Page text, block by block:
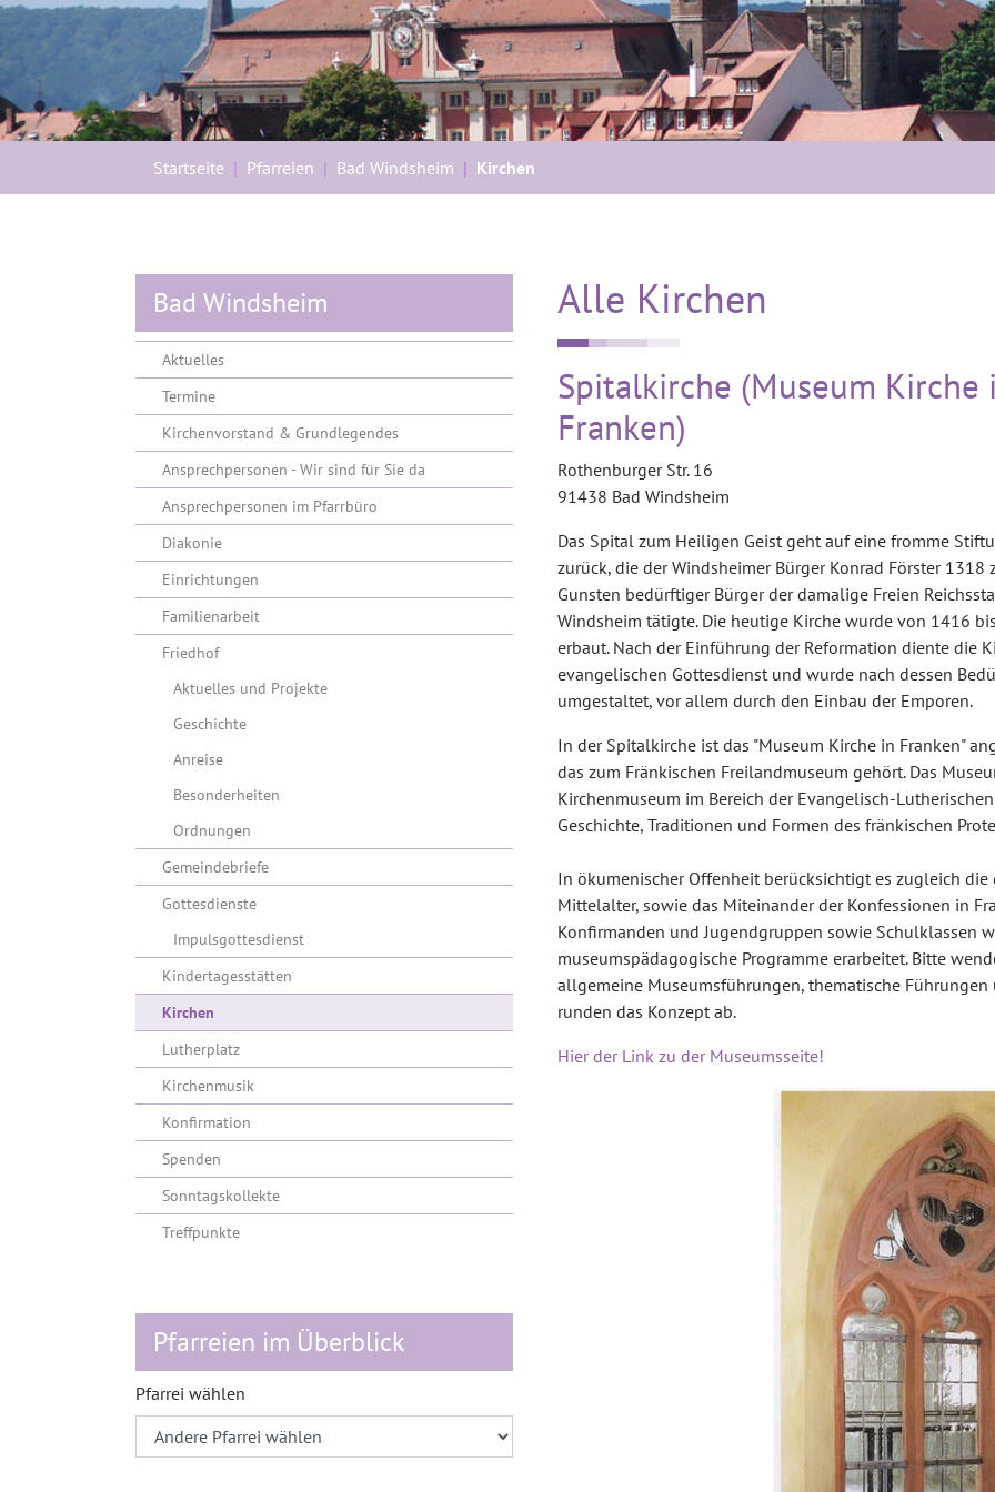
Startseite Pfarreien Bad Windsheim Kirchen
Bad Windsheim
Aktuelles
Termine
Kirchenvorstand & Grundlegendes
Ansprechpersonen - Wir sind für Sie da
Ansprechpersonen im Pfarrbüro
Diakonie
Einrichtungen
Familienarbeit
Friedhof
Aktuelles und Projekte
Geschichte
Anreise
Besonderheiten
Ordnungen
Gemeindebriefe
Gottesdienste
Impulsgottesdienst
Kindertagesstätten
Kirchen
Lutherplatz
Kirchenmusik
Konfirmation
Spenden
Sonntagskollekte
Treffpunkte
Pfarreien im Überblick
Pfarrei wählen
Alle Kirchen
Spitalkirche (Museum Kirche
Franken)
Rothenburger Str. 16
91438 Bad Windsheim
Das Spital zum Heiligen Geist geht auf eine fromme
zurück, die der Windsheimer Bürger Konrad Förster 1318
Gunsten bedürftiger Bürger der damalige Freien
Windsheim tätigte. Die heutige Kirche wurde von 1416
erbaut. Nach der Einführung der Reformation diente die
evangelischen Gottesdienst und wurde nach dessen
umgestaltet, vor allem durch den Einbau der Emporen.
In der Spitalkirche ist das "Museum Kirche in Franken"
das zum Fränkischen Freilandmuseum gehört. Das
Kirchenmuseum im Bereich der Evangelisch-
Geschichte, Traditionen und Formen des fränkischen
In ökumenischer Offenheit berücksichtigt es zugleich
Mittelalter, sowie das Miteinander der Konfessionen in
Konfirmanden und Jugendgruppen sowie Schulklassen
museumspädagogische Programme erarbeitet. Bitte
allgemeine Museumsführungen, thematische
runden das Konzept ab.
Hier der Link zu der Museumsseite!